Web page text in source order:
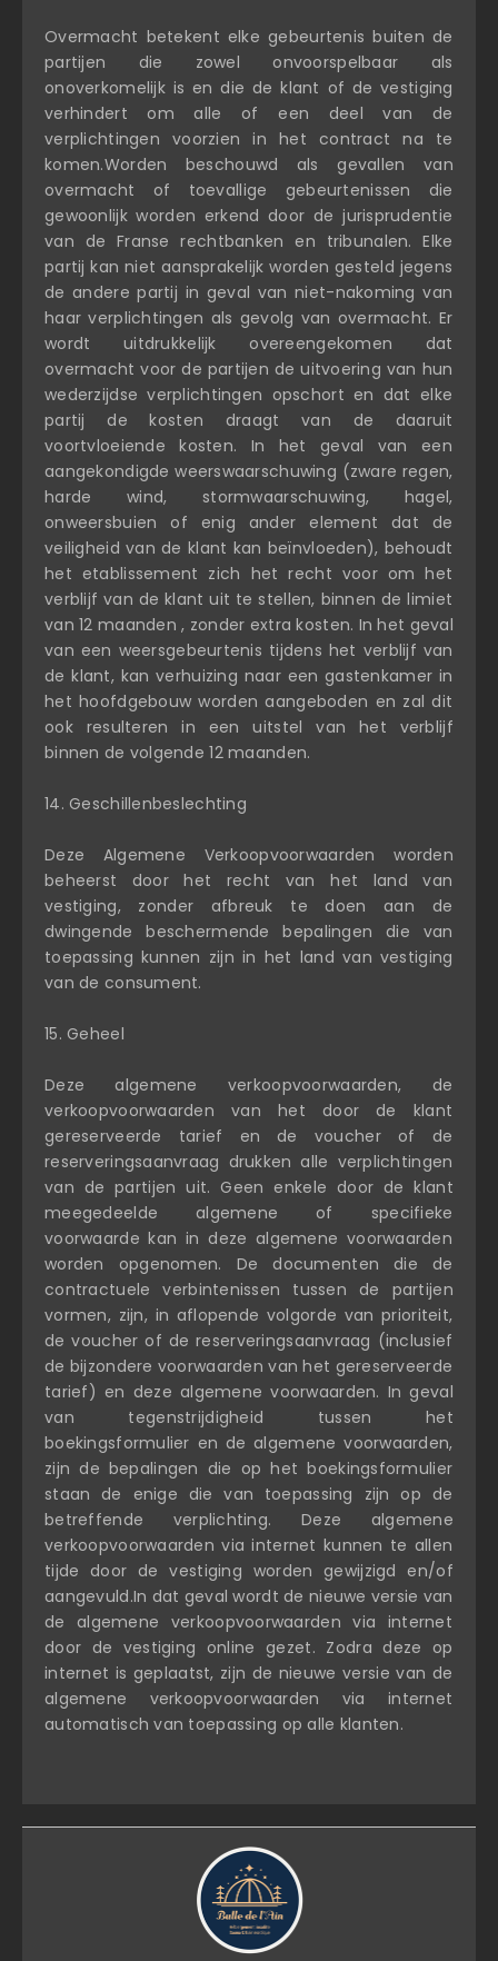
Overmacht betekent elke gebeurtenis buiten de
partijen die zowel onvoorspelbaar als
onoverkomelijk is en die de klant of de vestiging
verhindert om alle of een deel van de
verplichtingen voorzien in het contract na te
komen.Worden beschouwd als gevallen van
overmacht of toevallige gebeurtenissen die
gewoonlijk worden erkend door de jurisprudentie
van de Franse rechtbanken en tribunalen. Elke
partij kan niet aansprakelijk worden gesteld jegens
de andere partij in geval van niet-nakoming van
haar verplichtingen als gevolg van overmacht. Er
wordt uitdrukkelijk overeengekomen dat
overmacht voor de partijen de uitvoering van hun
wederzijdse verplichtingen opschort en dat elke
partij de kosten draagt van de daaruit
voortvloeiende kosten. In het geval van een
aangekondigde weerswaarschuwing (zware regen,
harde wind, stormwaarschuwing, hagel,
onweersbuien of enig ander element dat de
veiligheid van de klant kan beïnvloeden), behoudt
het etablissement zich het recht voor om het
verblijf van de klant uit te stellen, binnen de limiet
van 12 maanden , zonder extra kosten. In het geval
van een weersgebeurtenis tijdens het verblijf van
de klant, kan verhuizing naar een gastenkamer in
het hoofdgebouw worden aangeboden en zal dit
ook resulteren in een uitstel van het verblijf
binnen de volgende 12 maanden.
14. Geschillenbeslechting
Deze Algemene Verkoopvoorwaarden worden
beheerst door het recht van het land van
vestiging, zonder afbreuk te doen aan de
dwingende beschermende bepalingen die van
toepassing kunnen zijn in het land van vestiging
van de consument.
15. Geheel
Deze algemene verkoopvoorwaarden, de
verkoopvoorwaarden van het door de klant
gereserveerde tarief en de voucher of de
reserveringsaanvraag drukken alle verplichtingen
van de partijen uit. Geen enkele door de klant
meegedeelde algemene of specifieke
voorwaarde kan in deze algemene voorwaarden
worden opgenomen. De documenten die de
contractuele verbintenissen tussen de partijen
vormen, zijn, in aflopende volgorde van prioriteit,
de voucher of de reserveringsaanvraag (inclusief
de bijzondere voorwaarden van het gereserveerde
tarief) en deze algemene voorwaarden. In geval
van tegenstrijdigheid tussen het
boekingsformulier en de algemene voorwaarden,
zijn de bepalingen die op het boekingsformulier
staan de enige die van toepassing zijn op de
betreffende verplichting. Deze algemene
verkoopvoorwaarden via internet kunnen te allen
tijde door de vestiging worden gewijzigd en/of
aangevuld.In dat geval wordt de nieuwe versie van
de algemene verkoopvoorwaarden via internet
door de vestiging online gezet. Zodra deze op
internet is geplaatst, zijn de nieuwe versie van de
algemene verkoopvoorwaarden via internet
automatisch van toepassing op alle klanten.